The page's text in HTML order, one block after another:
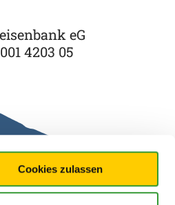
Cookies zulassen
eG
4203 05